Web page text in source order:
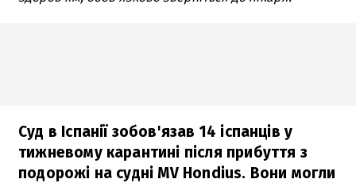
Суд в Іспанії зобов'язав 14 іспанців у
тижневому карантині після прибуття з
подорожі на судні MV Hondius. Вони могли